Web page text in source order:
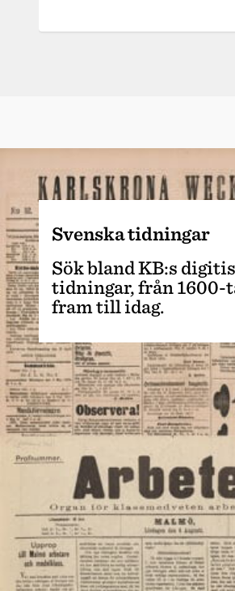
Svenska tidningar
Sök bland KB:s
tidningar, från 1600-
fram till idag.